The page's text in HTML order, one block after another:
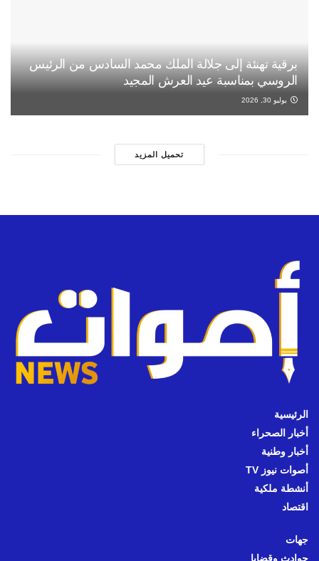
برقية تهنئة إلى جلالة الملك محمد السادس من الرئيس
الروسي بمناسبة عيد العرش المجيد
يوليو 30, 2026
تحميل المزيد
الرئيسية
أخبار الصحراء
أخبار وطنية
أصوات نيوز TV
أنشطة ملكية
اقتصاد
جهات
حوادث وقضايا